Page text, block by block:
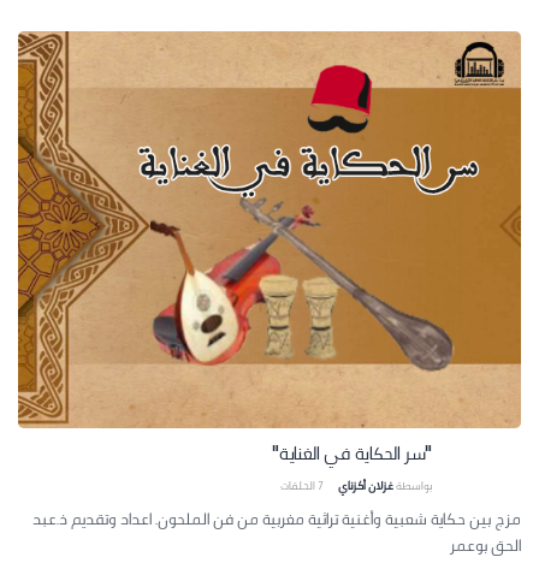
"سر الحكاية في الغناية"
بواسطةغزلان أكزناي 7الحلقات
مزج بين حكاية شعبية وأغنية تراثية مغربية من فن الملحون. اعداد وتقديم ذ.عبد
الحق بوعمر